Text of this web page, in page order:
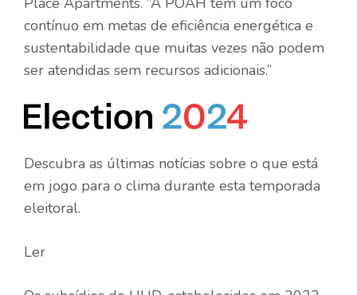
contínuo em metas de eficiência energética e
sustentabilidade que muitas vezes não podem
ser atendidas sem recursos adicionais.”
Descubra as últimas notícias sobre o que está
em jogo para o clima durante esta temporada
eleitoral.
Ler